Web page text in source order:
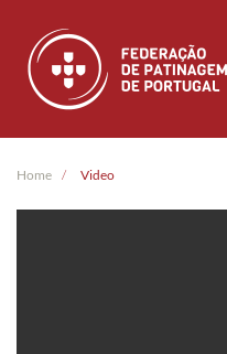
Skip to main content
Home Video